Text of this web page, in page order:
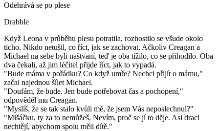
Odehrává se po plese
Drabble
Když Leona v průběhu plesu potratila, rozhostilo se všude okolo
ticho. Nikdo netušil, co říct, jak se zachovat. Ačkoliv Creagan a
Michael na sebe byli naštvaní, teď je oba tížilo, co se přihodilo. Oba
dva čekali, až jim léčitel přijde říct, jak to vypadá.
"Bude máma v pořádku? Co když umře? Nechci přijít o mámu,"
začal najednou šílet Michael.
"Doufám, že bude. Jen bude potřebovat čas a pochopení,"
odpověděl mu Creagan.
"Myslíš, že se tak stalo kvůli mě, že jsem Vás neposlechnul?"
"Mišáčku, ty za to nemůžeš. Nevím, proč se jí to děje. Asi draci
nechtějí, abychom spolu měli dítě."